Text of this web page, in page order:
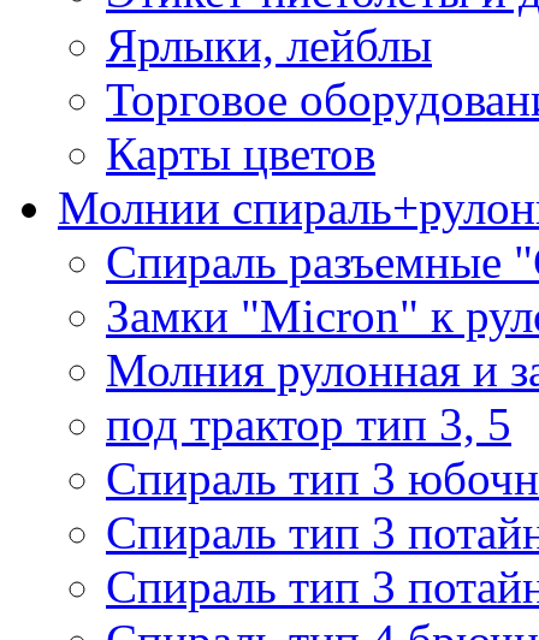
Ярлыки, лейблы
Торговое
Карты цветов
Молнии
Спираль разъемные
Замки "Micron" к
Молния рулонная и
под трактор тип 3, 5
Спираль тип 3
Спираль тип 3
Спираль тип 3